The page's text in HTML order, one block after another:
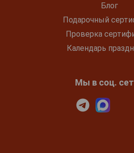
Блог
Подарочный
Проверка
Календарь
Мы в соц.